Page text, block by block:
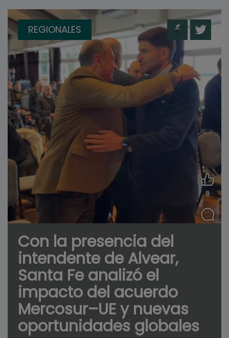
REGIONALES
Con la presencia del
intendente de Alvear,
Santa Fe analizó el
impacto del acuerdo
Mercosur–UE y nuevas
oportunidades globales